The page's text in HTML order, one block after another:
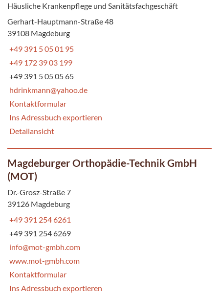
Häusliche Krankenpflege und Sanitätsfachgeschäft
Gerhart-Hauptmann-Straße 48
39108 Magdeburg
+49 391 5 05 01 95
+49 172 39 03 199
+49 391 5 05 05 65
hdrinkmann@yahoo.de
Kontaktformular
Ins Adressbuch exportieren
Detailansicht
Magdeburger Orthopädie-Technik GmbH
(MOT)
Dr.-Grosz-Straße 7
39126 Magdeburg
+49 391 254 6261
+49 391 254 6269
info@mot-gmbh.com
www.mot-gmbh.com
Kontaktformular
Ins Adressbuch exportieren